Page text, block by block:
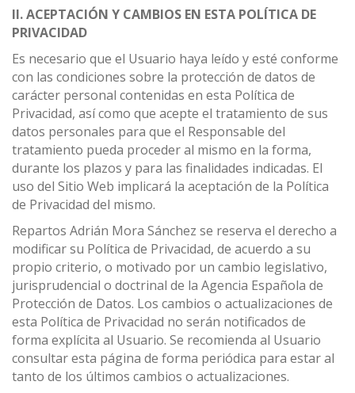
II. ACEPTACIÓN Y CAMBIOS EN ESTA POLÍTICA DE
PRIVACIDAD
Es necesario que el Usuario haya leído y esté conforme
con las condiciones sobre la protección de datos de
carácter personal contenidas en esta Política de
Privacidad, así como que acepte el tratamiento de sus
datos personales para que el Responsable del
tratamiento pueda proceder al mismo en la forma,
durante los plazos y para las finalidades indicadas. El
uso del Sitio Web implicará la aceptación de la Política
de Privacidad del mismo.
Repartos Adrián Mora Sánchez se reserva el derecho a
modificar su Política de Privacidad, de acuerdo a su
propio criterio, o motivado por un cambio legislativo,
jurisprudencial o doctrinal de la Agencia Española de
Protección de Datos. Los cambios o actualizaciones de
esta Política de Privacidad no serán notificados de
forma explícita al Usuario. Se recomienda al Usuario
consultar esta página de forma periódica para estar al
tanto de los últimos cambios o actualizaciones.